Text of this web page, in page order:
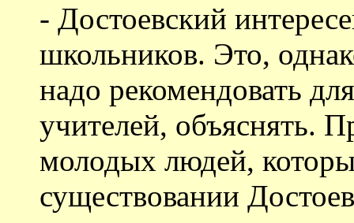
- Достоевский
школьников. Это,
надо рекомендовать
учителей, объяснять.
молодых людей,
существовании